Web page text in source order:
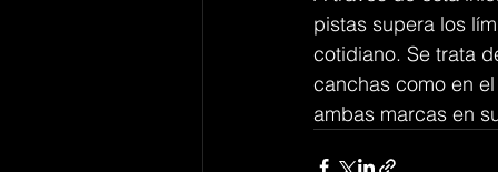
pistas supera los
cotidiano. Se trata
canchas como en
ambas marcas en